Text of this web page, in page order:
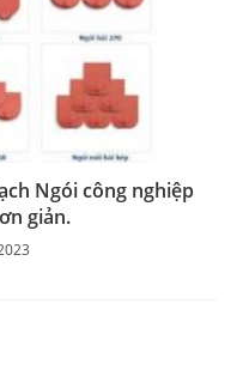
Ngói công nghiệp
giản.